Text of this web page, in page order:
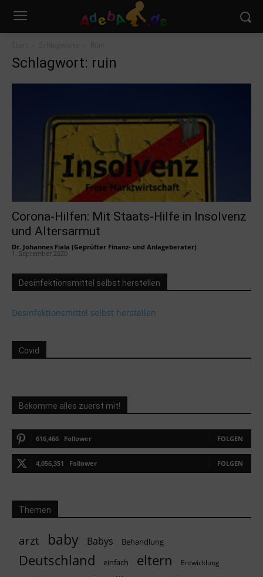
Schlagwort: ruin
Corona-Hilfen: Mit Staats-Hilfe in Insolvenz
und Altersarmut
Dr. Johannes Fiala (Geprüfter Finanz- und Anlageberater)
1. September 2020
Desinfektionsmittel selbst herstellen
Desinfektionsmittel selbst herstellen
Covid
Bekomme alles zuerst mit!
616,466 Follower FOLGEN
4,056,351 Follower FOLGEN
Themen
arzt baby Babys Behandlung
Deutschland einfach eltern Entwicklung